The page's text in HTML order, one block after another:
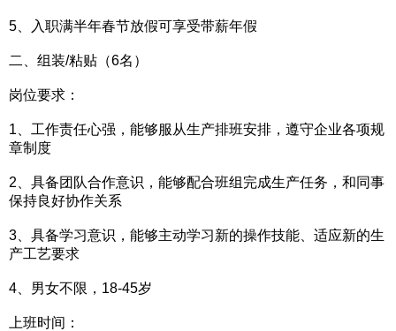
5、入职满半年春节放假可享受带薪年假
二、组装/粘贴（6名）
岗位要求：
1、工作责任心强，能够服从生产排班安排，遵守企业各项规
章制度
2、具备团队合作意识，能够配合班组完成生产任务，和同事
保持良好协作关系
3、具备学习意识，能够主动学习新的操作技能、适应新的生
产工艺要求
4、男女不限，18-45岁
上班时间：